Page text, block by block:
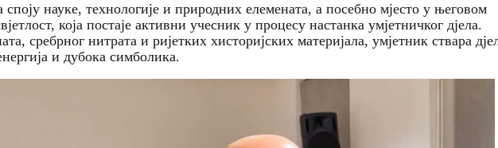
науке, технологије и природних елемената, а посебно мјесто у његовом
која постаје активни учесник у процесу настанка умјетничког дјела.
сребрног нитрата и ријетких хисторијских материјала, умјетник ствара
и дубока симболика.